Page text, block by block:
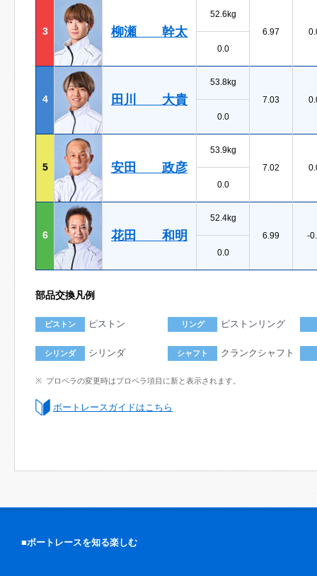
3 柳瀬 幹太
52.6kg
6.97
0.0
4 田川 大貴
53.8kg
7.03
0.0
5 安田 政彦
53.9kg
7.02
0.0
6 花田 和明
52.4kg
6.99
-
0.0
部品交換凡例
ピストン ピストン リング ピストンリング
シリンダ シリンダ シャフト クランクシャフト
プロペラの変更時はプロペラ項目に新と表示されます。
ボートレースガイドはこちら
■ボートレースを知る楽しむ